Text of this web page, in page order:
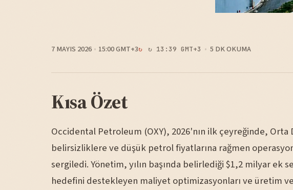
7 MAYIS 2026 15:00 GMT+3 ↻ 13:39 GMT+3 5 DK OKUMA
Kısa Özet
Occidental Petroleum (OXY), 2026'nın ilk çeyreğinde, Orta
belirsizliklere ve düşük petrol fiyatlarına rağmen
sergiledi. Yönetim, yılın başında belirlediği $1,2 milyar ek
hedefini destekleyen maliyet optimizasyonları ve üretim